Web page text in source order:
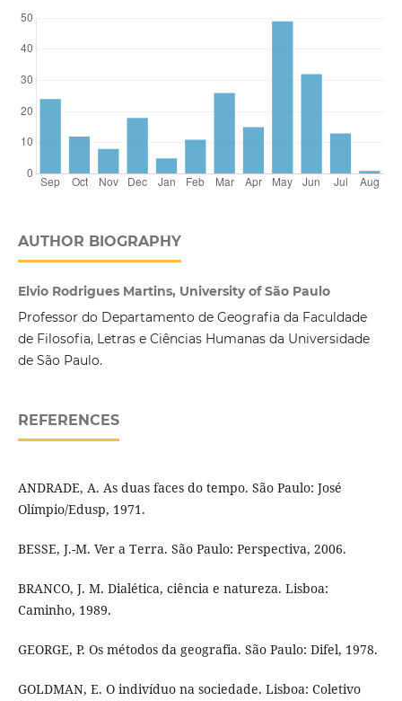
AUTHOR BIOGRAPHY
Elvio Rodrigues Martins, University of São Paulo
Professor do Departamento de Geografia da Faculdade
de Filosofia, Letras e Ciências Humanas da Universidade
de São Paulo.
REFERENCES
ANDRADE, A. As duas faces do tempo. São Paulo: José
Olímpio/Edusp, 1971.
BESSE, J.-M. Ver a Terra. São Paulo: Perspectiva, 2006.
BRANCO, J. M. Dialética, ciência e natureza. Lisboa:
Caminho, 1989.
GEORGE, P. Os métodos da geografia. São Paulo: Difel, 1978.
GOLDMAN, E. O indivíduo na sociedade. Lisboa: Coletivo